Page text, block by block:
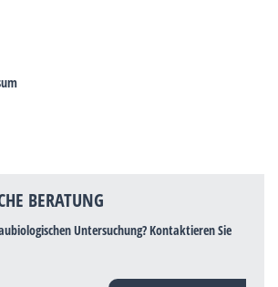
BERATUNG
Untersuchung? Kontaktieren Sie